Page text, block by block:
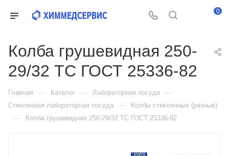
0
Колба грушевидная 250-
29/32 ТС ГОСТ 25336-82
Главная — Каталог — Лабораторная посуда —
Стеклянная лабораторная посуда — Колбы стеклянные (разные)
— Колба грушевидная 250-29/32 ТС ГОСТ 25336-82